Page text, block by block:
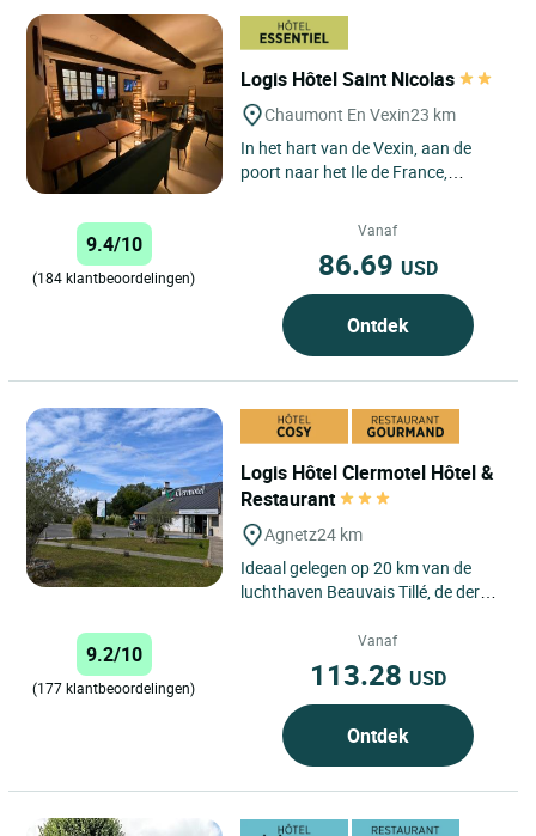
Logis Hôtel Saint Nicolas
Chaumont En Vexin23 km
In het hart van de Vexin, aan de
poort naar het Ile de France,
zal het Logis Hotel Saint...
9.4/10
(184 klantbeoordelingen)
Vanaf
86.69 USD
Ontdek
Logis Hôtel Clermotel Hôtel &
Restaurant
Agnetz24 km
Ideaal gelegen op 20 km van de
luchthaven Beauvais Tillé, de derde
toegangspoort tot Europa....
9.2/10
(177 klantbeoordelingen)
Vanaf
113.28 USD
Ontdek